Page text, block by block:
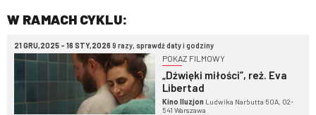
W RAMACH CYKLU:
21 GRU,2025 - 16 STY,2026 9 razy, sprawdź daty i godziny
POKAZ FILMOWY
„Dźwięki miłości”, reż. Eva
Libertad
Kino Iluzjon Ludwika Narbutta 50A, 02-
541 Warszawa